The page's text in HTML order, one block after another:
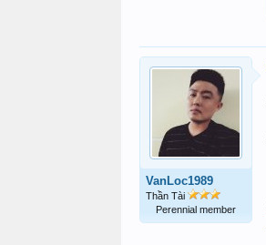
VanLoc1989
Thần Tài
Perennial member